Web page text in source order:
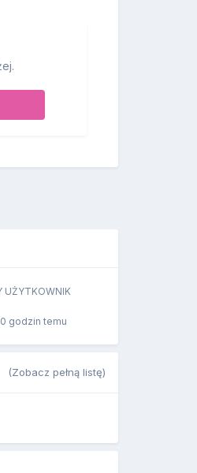
UŻYTKOWNIK
godzin temu
(Zobacz pełną listę)